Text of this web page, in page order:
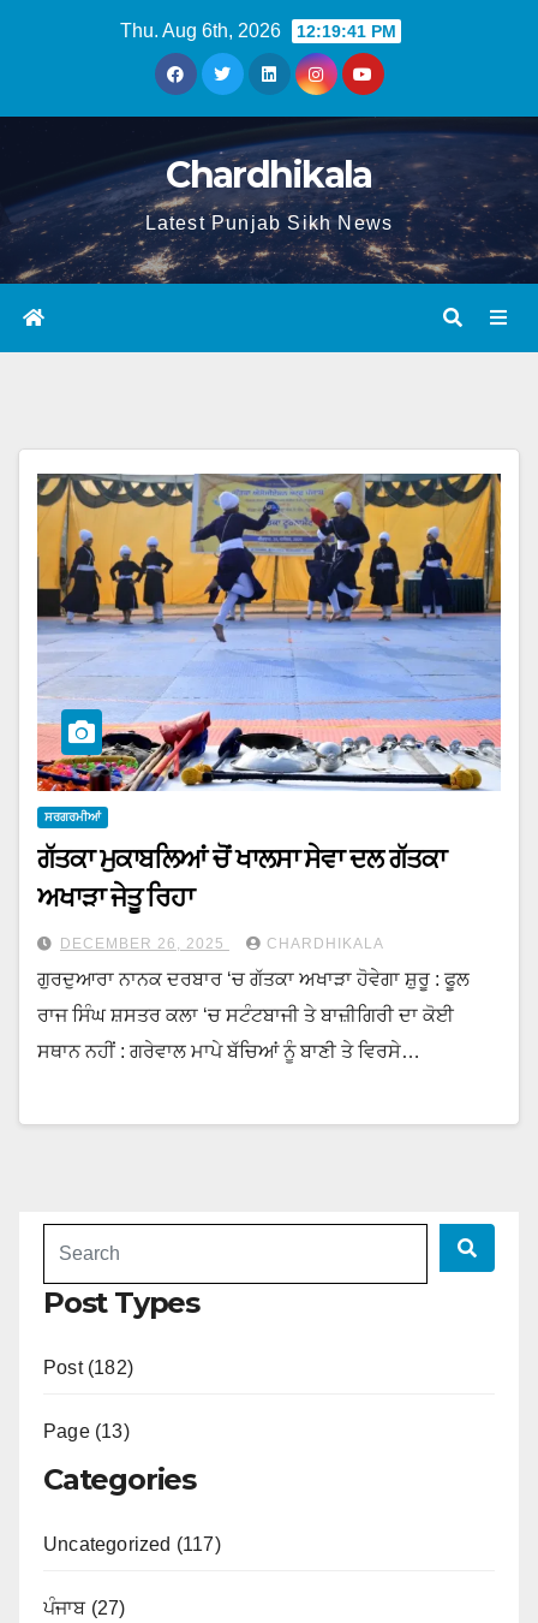
Thu. Aug 6th, 2026 12:19:41 PM
Chardhikala
Latest Punjab Sikh News
ਸਰਗਰਮੀਆਂ
ਗੱਤਕਾ ਮੁਕਾਬਲਿਆਂ ਚੋਂ ਖਾਲਸਾ ਸੇਵਾ ਦਲ ਗੱਤਕਾ
ਅਖਾੜਾ ਜੇਤੂ ਰਿਹਾ
DECEMBER 26, 2025 CHARDHIKALA
ਗੁਰਦੁਆਰਾ ਨਾਨਕ ਦਰਬਾਰ ‘ਚ ਗੱਤਕਾ ਅਖਾੜਾ ਹੋਵੇਗਾ ਸ਼ੁਰੂ : ਫੂਲ
ਰਾਜ ਸਿੰਘ ਸ਼ਸਤਰ ਕਲਾ ‘ਚ ਸਟੰਟਬਾਜੀ ਤੇ ਬਾਜ਼ੀਗਿਰੀ ਦਾ ਕੋਈ
ਸਥਾਨ ਨਹੀਂ : ਗਰੇਵਾਲ ਮਾਪੇ ਬੱਚਿਆਂ ਨੂੰ ਬਾਣੀ ਤੇ ਵਿਰਸੇ…
Post Types
Post (182)
Page (13)
Categories
Uncategorized (117)
ਪੰਜਾਬ (27)